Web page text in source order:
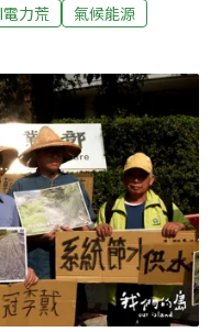
加功河（Bang Pakong
，形成微妙的生態環
十公里外，春武里府的
正要蓋一座大型資料中
府和附近的羅勇府將進
工業密集的地區，長年
料中心一座接一座蓋起
說：「對我來說，資料
一定會搶得更兇，廢水
蓬勃發
力荒
氣候能源